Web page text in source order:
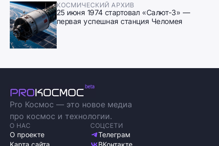
КОСМИЧЕСКИЙ АРХИВ
25 июня 1974 стартовал «Салют-3» —
первая успешная станция Челомея
Pro Космос — это новое медиа
про космос и технологии.
О НАС
О проекте
Карта сайта
СОЦСЕТИ
Телеграм
ВКонтакте